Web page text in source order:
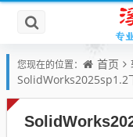
您现在的位置： 首页
SolidWorks2025sp1.2